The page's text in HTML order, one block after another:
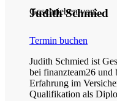
Geschrieben von:
Judith Schmied
Termin buchen
Judith Schmied ist
bei finanzteam26 und
Erfahrung im
Qualifikation als